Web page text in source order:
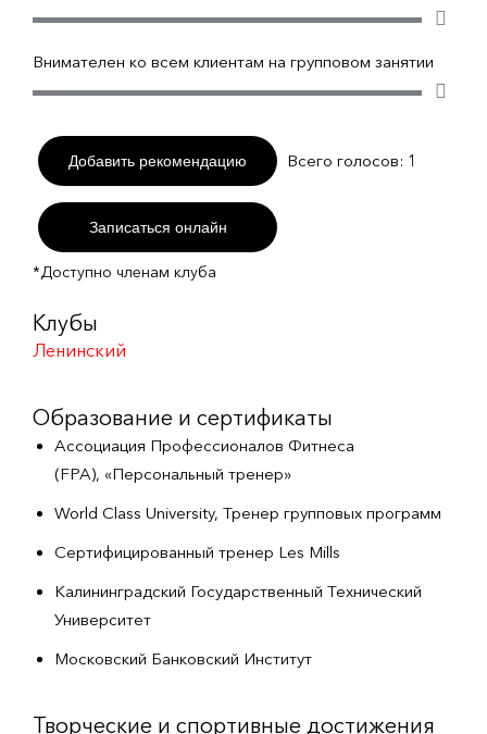
Внимателен ко всем клиентам на групповом занятии
Добавить рекомендацию Всего голосов: 1
Записаться онлайн
*Доступно членам клуба
Клубы
Ленинский
Образование и сертификаты
Ассоциация Профессионалов Фитнеса
(FPA), «Персональный тренер»
World Class University, Тренер групповых программ
Сертифицированный тренер Les Mills
Калининградский Государственный Технический
Университет
Московский Банковский Институт
Творческие и спортивные достижения